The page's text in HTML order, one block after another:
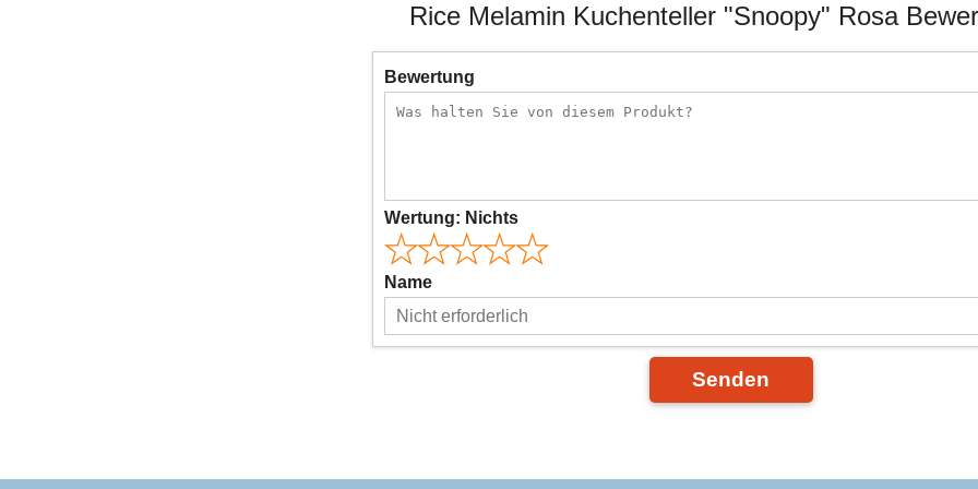
Rice Melamin Kuchenteller "Snoopy" Rosa
Bewertung
Wertung: Nichts
Name
Senden